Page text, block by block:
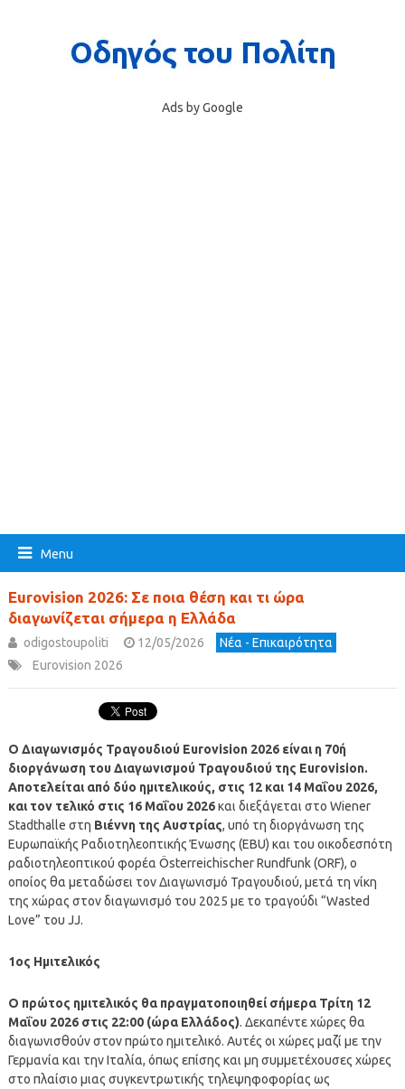
Ads by Google
Menu
Eurovision 2026: Σε ποια θέση και τι ώρα
διαγωνίζεται σήμερα η Ελλάδα
odigostoupoliti 12/05/2026
Νέα - Επικαιρότητα
Eurovision 2026
Ο Διαγωνισμός Τραγουδιού Eurovision 2026 είναι η 70ή
διοργάνωση του Διαγωνισμού Τραγουδιού της Eurovision.
Αποτελείται από δύο ημιτελικούς, στις 12 και 14 Μαΐου 2026,
και τον τελικό στις 16 Μαΐου 2026και διεξάγεται στο Wiener
Stadthalle στη Βιέννη της Αυστρίας, υπό τη διοργάνωση της
Ευρωπαϊκής Ραδιοτηλεοπτικής Ένωσης (EBU) και του οικοδεσπότη
ραδιοτηλεοπτικού φορέα Österreichischer Rundfunk (ORF), ο
οποίος θα μεταδώσει τον Διαγωνισμό Τραγουδιού‚ μετά τη νίκη
της χώρας στον διαγωνισμό του 2025 με το τραγούδι “Wasted
Love” του JJ.
1ος Ημιτελικός
Ο πρώτος ημιτελικός θα πραγματοποιηθεί σήμερα Τρίτη 12
Μαΐου 2026 στις 22:00 (ώρα Ελλάδος). Δεκαπέντε χώρες θα
διαγωνισθούν στον πρώτο ημιτελικό. Αυτές οι χώρες μαζί με την
Γερμανία και την Ιταλία, όπως επίσης και μη συμμετέχουσες χώρες
στο πλαίσιο μιας συγκεντρωτικής τηλεψηφοφορίας ως